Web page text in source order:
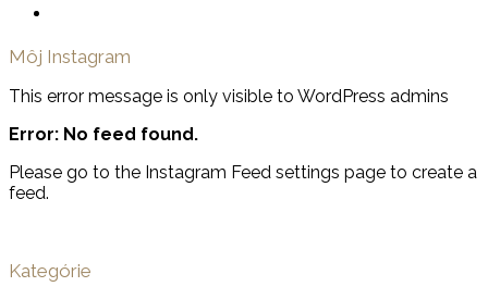
Môj Instagram
This error message is only visible to WordPress admins
Error: No feed found.
Please go to the Instagram Feed settings page to create a
feed.
Kategórie